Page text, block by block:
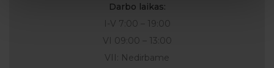
Darbo laikas:
I-V 7:00 – 19:00
VI 09:00 – 13:00
VII: Nedirbame